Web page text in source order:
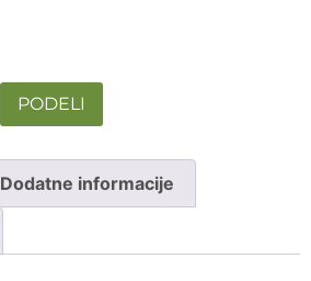
PODELI
Dodatne informacije